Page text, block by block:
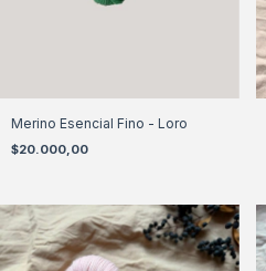
Merino Esencial Fino - Loro
$20.000,00